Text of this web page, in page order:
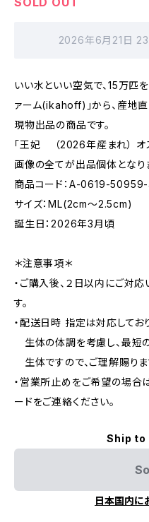
2026年6月21日
いい水といい空気で、15万匹
ァーム(ikahoff)」から、産地直
現物出品の商品です。
「王妃 （2026年産まれ） オ
画像の全てが出品個体となり
商品コード：A-0619-
サイズ：ML(2cm〜2.5cm)
誕生日：2026年3月頃
＊注意事項＊
・ご購入後、２日以内にご対
す。
・配送日時 指定は対応してお
生体の体調を考慮し、最短
生体ですので、ご理解賜り
・営業所止めをご希望の場合
ードをご連絡ください。
Ship to
日本国内に